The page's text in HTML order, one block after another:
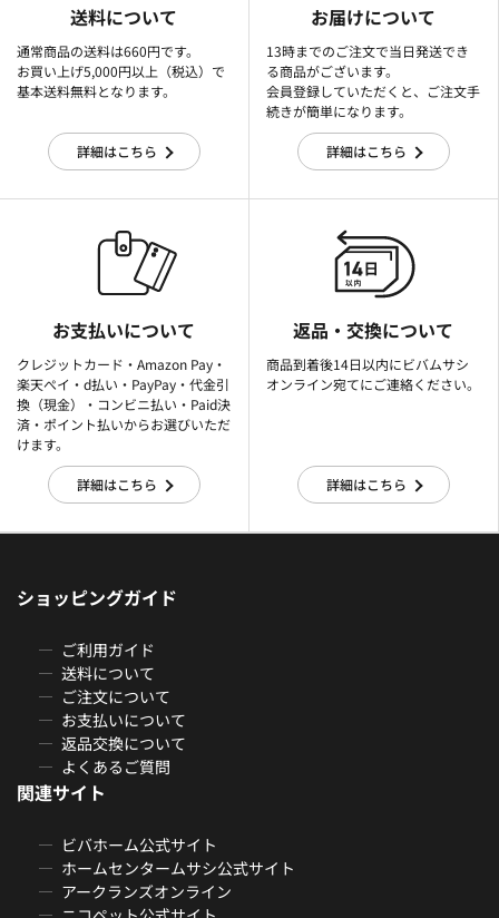
送料について
通常商品の送料は660円です。
お買い上げ5,000円以上（税込）で
基本送料無料となります。
詳細はこちら
お届けについて
13時までのご注文で当日発送でき
る商品がございます。
会員登録していただくと、ご注文手
続きが簡単になります。
詳細はこちら
お支払いについて
クレジットカード・Amazon Pay・
楽天ぺイ・d払い・PayPay・代金引
換（現金）・コンビニ払い・Paid決
済・ポイント払いからお選びいただ
けます。
詳細はこちら
返品・交換について
商品到着後14日以内にビバムサシ
オンライン宛てにご連絡ください。
詳細はこちら
ショッピングガイド
ご利用ガイド
送料について
ご注文について
お支払いについて
返品交換について
よくあるご質問
関連サイト
ビバホーム公式サイト
ホームセンタームサシ公式サイト
アークランズオンライン